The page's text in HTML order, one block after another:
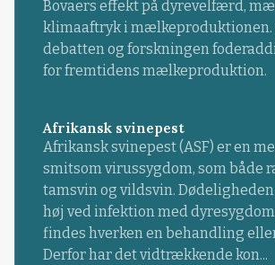
Bovaers effekt på dyrevelfærd,
klimaaftryk i mælkeproduktionen.
debatten og forskningen
for fremtidens mælkeproduktion.
Afrikansk svinepest
Afrikansk svinepest (ASF) er en
smitsom virussygdom, som både
tamsvin og vildsvin.
høj ved infektion med
findes hverken en behandling
Derfor har det vidtrækkende kon...